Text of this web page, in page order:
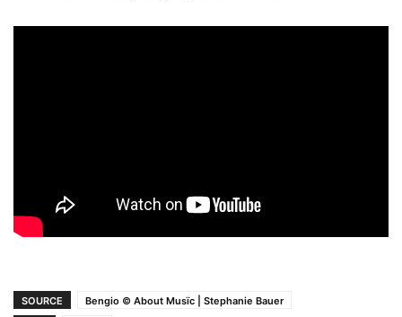
SOURCE
Bengio © About Musïc | Stephanie Bauer